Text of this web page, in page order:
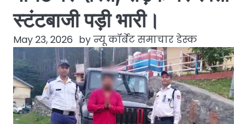
स्टंटबाजी पड़ी भारी।
May 23, 2026 byन्यू कॉर्बेट समाचार डेस्क